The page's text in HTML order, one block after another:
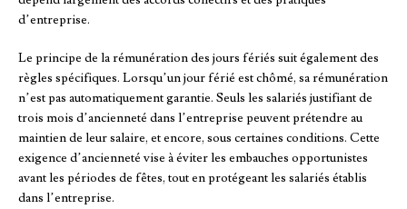
d’entreprise.
Le principe de la rémunération des jours fériés suit également des
règles spécifiques. Lorsqu’un jour férié est chômé, sa rémunération
n’est pas automatiquement garantie. Seuls les salariés justifiant de
trois mois d’ancienneté dans l’entreprise peuvent prétendre au
maintien de leur salaire, et encore, sous certaines conditions. Cette
exigence d’ancienneté vise à éviter les embauches opportunistes
avant les périodes de fêtes, tout en protégeant les salariés établis
dans l’entreprise.